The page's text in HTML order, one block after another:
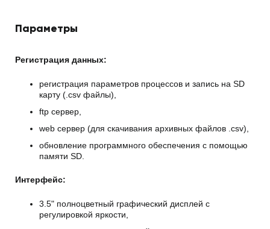
Параметры
Регистрация данных:
регистрация параметров процессов и запись на SD
карту (.csv файлы),
ftp сервер,
web сервер (для скачивания архивных файлов .csv),
обновление программного обеспечения с помощью
памяти SD.
Интерфейс:
3.5" полноцветный графический дисплей с
регулировкой яркости,